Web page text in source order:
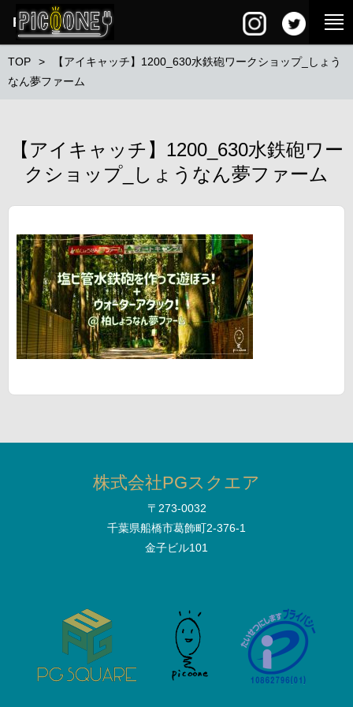
PG SQUARE
TOP
【アイキャッチ】1200_630水鉄砲ワークショップ_しょう
なん夢ファーム
【アイキャッチ】1200_630水鉄砲ワー
クショップ_しょうなん夢ファーム
株式会社PGスクエア
〒273-0032
千葉県船橋市葛飾町2-376-1
金子ビル101